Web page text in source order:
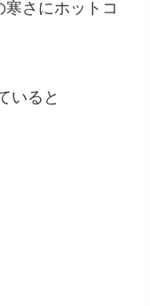
寒さにホットコ
いると